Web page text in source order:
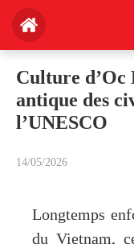
Culture
antique des
l’UNESCO
14/05/2026
Longtemps
du Vietnam,